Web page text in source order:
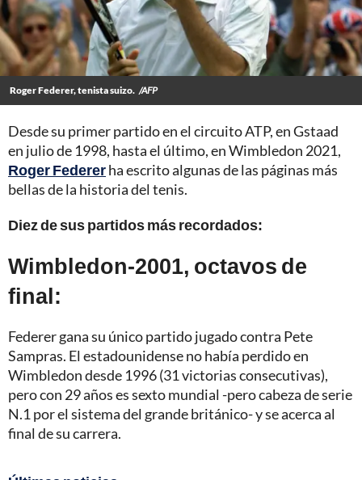
Roger Federer, tenista suizo. /AFP
Desde su primer partido en el circuito ATP, en Gstaad
en julio de 1998, hasta el último, en Wimbledon 2021,
Roger Federerha escrito algunas de las páginas más
bellas de la historia del tenis.
Diez de sus partidos más recordados:
Wimbledon-2001, octavos de
final:
Federer gana su único partido jugado contra Pete
Sampras. El estadounidense no había perdido en
Wimbledon desde 1996 (31 victorias consecutivas),
pero con 29 años es sexto mundial -pero cabeza de serie
N.1 por el sistema del grande británico- y se acerca al
final de su carrera.